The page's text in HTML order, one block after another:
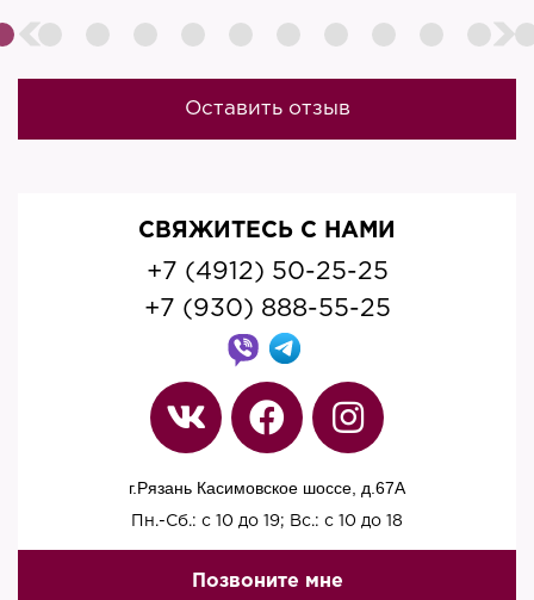
Оставить отзыв
СВЯЖИТЕСЬ С НАМИ
+7 (4912) 50-25-25
+7 (930) 888-55-25
г.Рязань Касимовское шоссе, д.67A
Пн.-Сб.: с 10 до 19; Вс.: с 10 до 18
Позвоните мне